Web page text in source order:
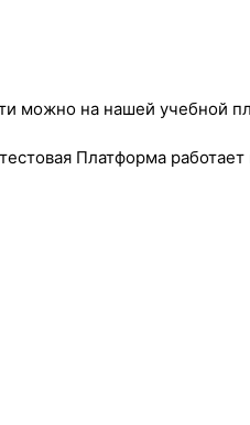
можно на нашей учебной
Платформа работает